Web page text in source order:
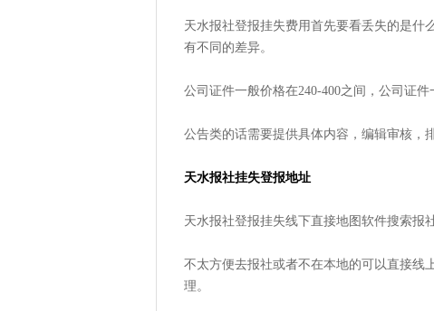
天水报社登报挂失费用首先要看丢失的是什
有不同的差异。
公司证件一般价格在240-400之间，公司证
公告类的话需要提供具体内容，编辑审核，
天水报社挂失登报地址
天水报社登报挂失线下直接地图软件搜索报
不太方便去报社或者不在本地的可以直接线
理。